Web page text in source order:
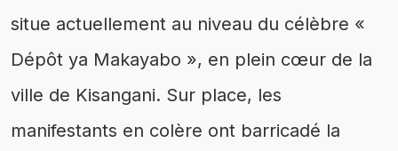
situe actuellement au niveau du célèbre «
Dépôt ya Makayabo », en plein cœur de la
ville de Kisangani. Sur place, les
manifestants en colère ont barricadé la